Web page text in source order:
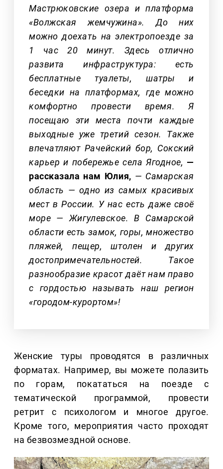
Мастрюковские озера и платформа
«Волжская жемчужина». До них
можно доехать на электропоезде за
1 час 20 минут. Здесь отлично
развита инфраструктура: есть
бесплатные туалеты, шатры и
беседки на платформах, где можно
комфортно провести время. Я
посещаю эти места почти каждые
выходные уже третий сезон. Также
впечатляют Рачейский бор, Сокский
карьер и побережье села Ягодное, —
рассказала нам Юлия, — Самарская
область — одно из самых красивых
мест в России. У нас есть даже своё
море — Жигулевское. В Самарской
области есть замок, горы, множество
пляжей, пещер, штолен и других
достопримечательностей. Такое
разнообразие красот даёт нам право
с гордостью называть наш регион
«городом-курортом»!
Женские туры проводятся в различных
форматах. Например, вы можете полазить
по горам, покататься на поезде с
тематической программой, провести
ретрит с психологом и многое другое.
Кроме того, мероприятия часто проходят
на безвозмездной основе.